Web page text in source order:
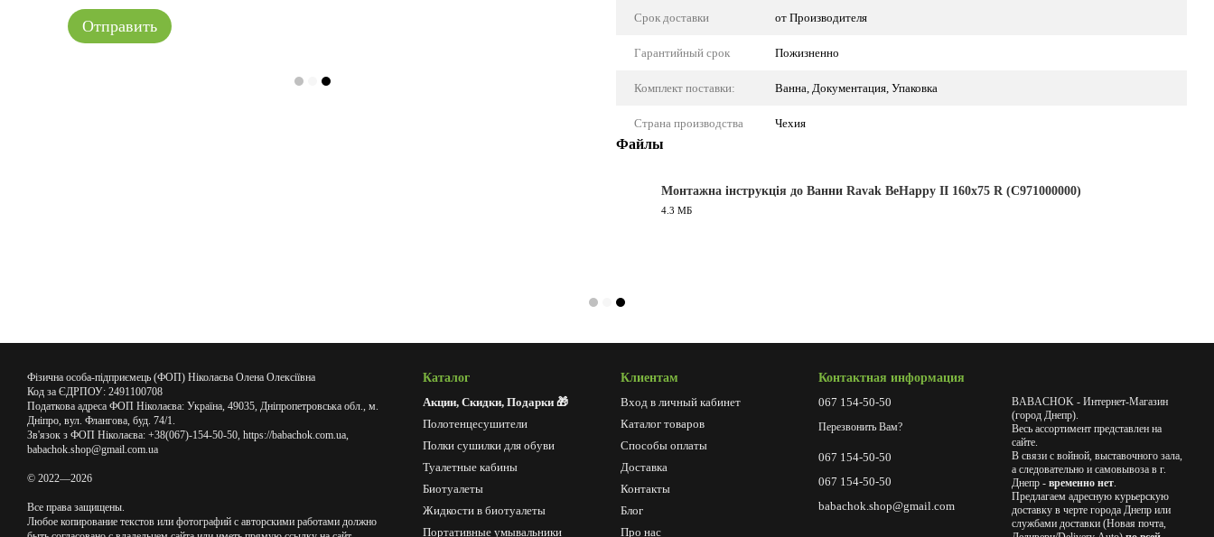
Отправить Срок доставки от Производителя
Гарантийный срок Пожизненно
Комплект поставки: Ванна, Документация, Упаковка
Страна производства Чехия
Файлы
Монтажна інструкція до Ванни Ravak BeHappy II 160x75 R (C971000000)
4.3 МБ
Фізична особа-підприємець (ФОП) Ніколаєва Олена Олексіївна
Код за ЄДРПОУ: 2491100708
Податкова адреса ФОП Ніколаєва: Україна, 49035, Дніпропетровська обл., м.
Дніпро, вул. Флангова, буд. 74/1.
Зв'язок з ФОП Ніколаєва: +38(067)-154-50-50, https://babachok.com.ua,
babachok.shop@gmail.com.ua
© 2022—2026
Все права защищены.
Любое копирование текстов или фотографий с авторскими работами должно
Каталог
Акции, Скидки, Подарки 🎁
Полотенцесушители
Полки сушилки для обуви
Туалетные кабины
Биотуалеты
Жидкости в биотуалеты
Портативные умывальники
Клиентам
Вход в личный кабинет
Каталог товаров
Способы оплаты
Доставка
Контакты
Блог
Про нас
Контактная информация
067 154-50-50
Перезвонить Вам?
067 154-50-50
067 154-50-50
babachok.shop@gmail.com
BABACHOK - Интернет-Магазин
(город Днепр).
Весь ассортимент представлен на
сайте.
В связи с войной, выставочного зала,
а следовательно и самовывоза в г.
Днепр - временно нет.
Предлагаем адресную курьерскую
доставку в черте города Днепр или
службами доставки (Новая почта,